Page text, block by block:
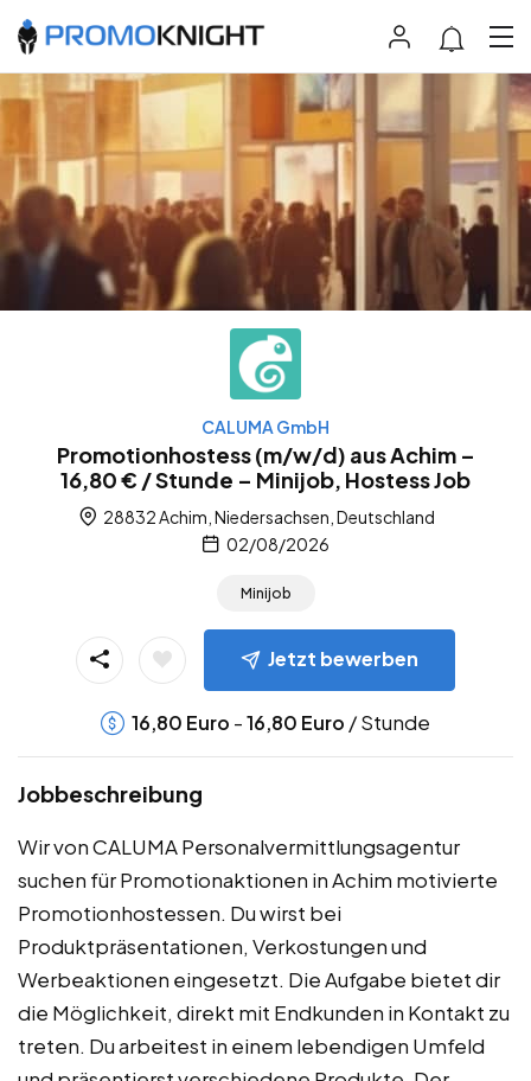
CALUMA GmbH
Promotionhostess (m/w/d) aus Achim –
16,80 € / Stunde – Minijob, Hostess Job
28832 Achim, Niedersachsen, Deutschland
02/08/2026
Minijob
Jetzt bewerben
16,80 Euro -16,80 Euro / Stunde
Jobbeschreibung
Wir von CALUMA Personalvermittlungsagentur
suchen für Promotionaktionen in Achim motivierte
Promotionhostessen. Du wirst bei
Produktpräsentationen, Verkostungen und
Werbeaktionen eingesetzt. Die Aufgabe bietet dir
die Möglichkeit, direkt mit Endkunden in Kontakt zu
treten. Du arbeitest in einem lebendigen Umfeld